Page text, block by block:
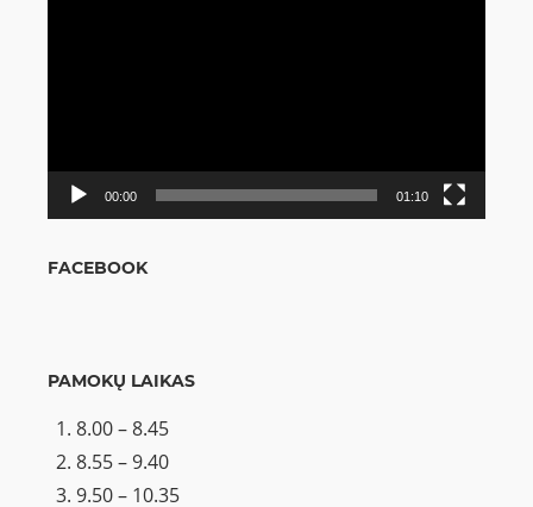
00:00 01:10
FACEBOOK
PAMOKŲ LAIKAS
8.00 – 8.45
8.55 – 9.40
9.50 – 10.35